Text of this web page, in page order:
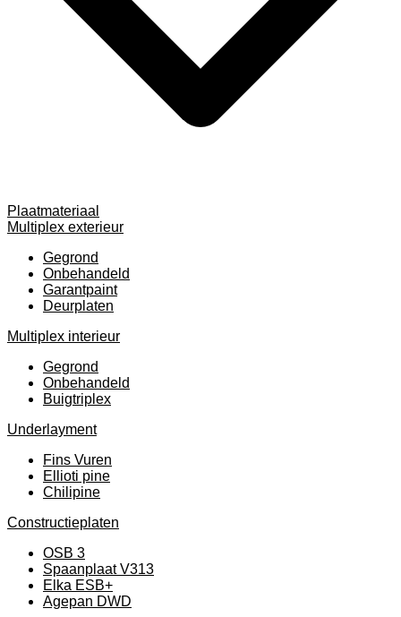
Plaatmateriaal
Multiplex exterieur
Gegrond
Onbehandeld
Garantpaint
Deurplaten
Multiplex interieur
Gegrond
Onbehandeld
Buigtriplex
Underlayment
Fins Vuren
Ellioti pine
Chilipine
Constructieplaten
OSB 3
Spaanplaat V313
Elka ESB+
Agepan DWD